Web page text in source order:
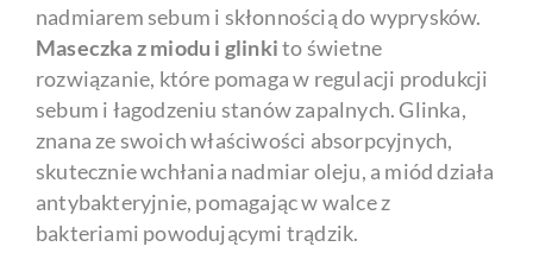
nadmiarem sebum i skłonnością do wyprysków.
Maseczka z miodu i glinkito świetne
rozwiązanie, które pomaga w regulacji produkcji
sebum i łagodzeniu stanów zapalnych. Glinka,
znana ze swoich właściwości absorpcyjnych,
skutecznie wchłania nadmiar oleju, a miód działa
antybakteryjnie, pomagając w walce z
bakteriami powodującymi trądzik.